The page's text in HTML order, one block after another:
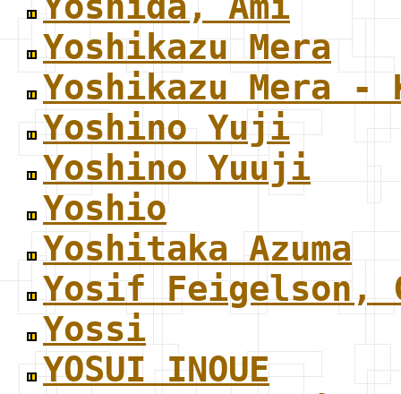
Yoshikazu Mera
Yoshikazu Mera -
Yoshino Yuji
Yoshino Yuuji
Yoshio
Yoshitaka Azuma
Yosif Feigelson,
Yossi
YOSUI INOUE